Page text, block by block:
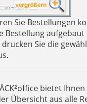
Sie Bestellungen
Bestellung
Sie die
bietet
Übersicht aus alle